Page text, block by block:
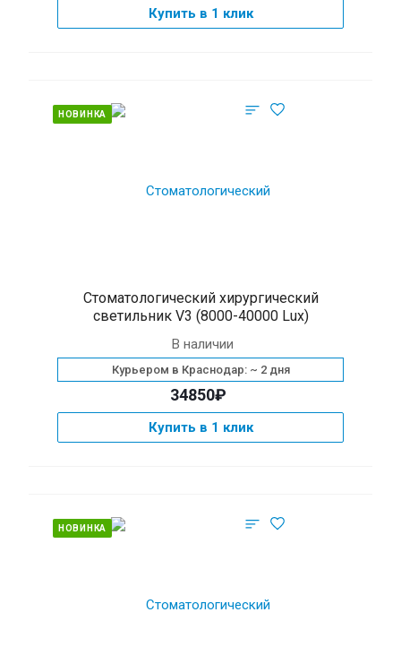
Купить в 1 клик
НОВИНКА
Стоматологический хирургический
светильник V3 (8000-40000 Lux)
В наличии
Курьером в Краснодар: ~ 2 дня
34850₽
Купить в 1 клик
НОВИНКА